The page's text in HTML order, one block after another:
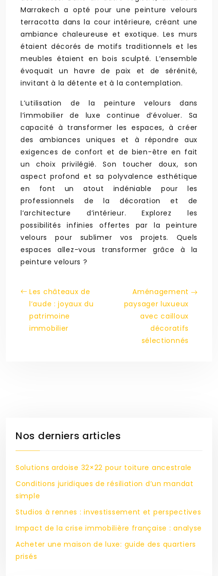
Marrakech a opté pour une peinture velours
terracotta dans la cour intérieure, créant une
ambiance chaleureuse et exotique. Les murs
étaient décorés de motifs traditionnels et les
meubles étaient en bois sculpté. L’ensemble
évoquait un havre de paix et de sérénité,
invitant à la détente et à la contemplation.
L’utilisation de la peinture velours dans
l’immobilier de luxe continue d’évoluer. Sa
capacité à transformer les espaces, à créer
des ambiances uniques et à répondre aux
exigences de confort et de bien-être en fait
un choix privilégié. Son toucher doux, son
aspect profond et sa polyvalence esthétique
en font un atout indéniable pour les
professionnels de la décoration et de
l’architecture d’intérieur. Explorez les
possibilités infinies offertes par la peinture
velours pour sublimer vos projets. Quels
espaces allez-vous transformer grâce à la
peinture velours ?
Les châteaux de
l’aude : joyaux du
patrimoine
immobilier
Aménagement
paysager luxueux
avec cailloux
décoratifs
sélectionnés
Nos derniers articles
Solutions ardoise 32×22 pour toiture ancestrale
Conditions juridiques de résiliation d’un mandat
simple
Studios à rennes : investissement et perspectives
Impact de la crise immobilière française : analyse
Acheter une maison de luxe: guide des quartiers
prisés